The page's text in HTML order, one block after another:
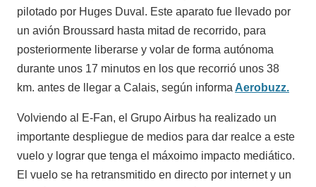
pilotado por Huges Duval. Este aparato fue llevado por
un avión Broussard hasta mitad de recorrido, para
posteriormente liberarse y volar de forma autónoma
durante unos 17 minutos en los que recorrió unos 38
km. antes de llegar a Calais, según informa Aerobuzz.
Volviendo al E-Fan, el Grupo Airbus ha realizado un
importante despliegue de medios para dar realce a este
vuelo y lograr que tenga el máxoimo impacto mediático.
El vuelo se ha retransmitido en directo por internet y un